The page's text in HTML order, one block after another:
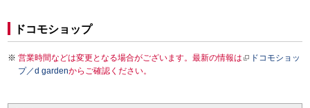
ドコモショップ
営業時間などは変更となる場合がございます。最新の情報は
ドコモショッ
プ／d gardenからご確認ください。